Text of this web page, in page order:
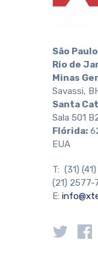
São
Rio de
Minas
Savassi,
Santa
Sala 501
Flórida:
EUA
T: (31)
(21)
E: